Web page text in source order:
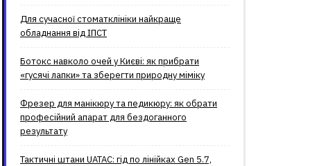
Для сучасної стоматклініки найкраще
обладнання від ІПСТ
Ботокс навколо очей у Києві: як прибрати
«гусячі лапки» та зберегти природну міміку
Фрезер для манікюру та педикюру: як обрати
професійний апарат для бездоганного
результату
Тактичні штани UATAC: гід по лінійках Gen 5.7,